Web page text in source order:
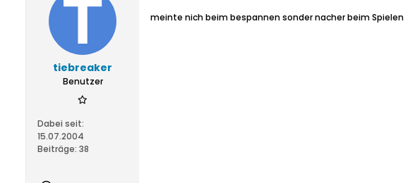
tiebreaker
Benutzer
Dabei seit:
15.07.2004
Beiträge: 38
meinte nich beim bespannen sonder nacher beim Spielen